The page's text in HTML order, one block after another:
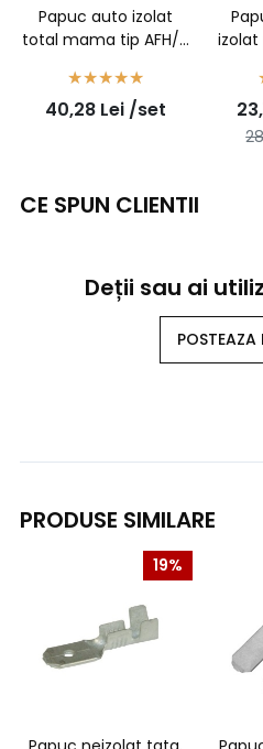
Papuc auto izolat
total mama tip AFH/A
40,28 Lei /set
izolat
CE SPUN CLIENTII
Deții sau ai
POSTEAZA
PRODUSE SIMILARE
19%